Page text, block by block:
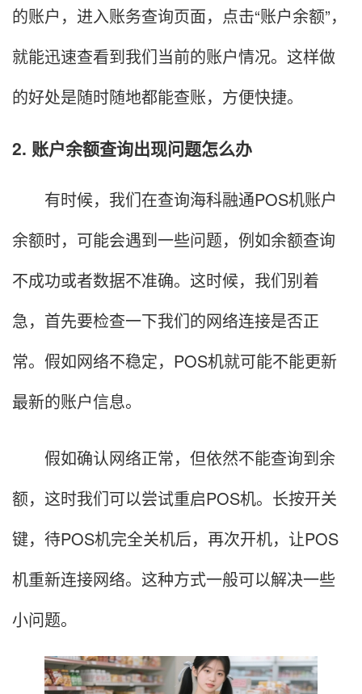
的账户，进入账务查询页面，点击“账户余额”，
就能迅速查看到我们当前的账户情况。这样做
的好处是随时随地都能查账，方便快捷。
2. 账户余额查询出现问题怎么办
有时候，我们在查询海科融通POS机账户
余额时，可能会遇到一些问题，例如余额查询
不成功或者数据不准确。这时候，我们别着
急，首先要检查一下我们的网络连接是否正
常。假如网络不稳定，POS机就可能不能更新
最新的账户信息。
假如确认网络正常，但依然不能查询到余
额，这时我们可以尝试重启POS机。长按开关
键，待POS机完全关机后，再次开机，让POS
机重新连接网络。这种方式一般可以解决一些
小问题。